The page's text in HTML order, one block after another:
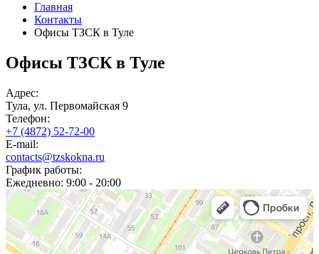
Главная
Контакты
Офисы ТЗСК в Туле
Офисы ТЗСК в Туле
Адрес:
Тула, ул. Первомайская 9
Телефон:
+7 (4872) 52-72-00
E-mail:
contacts@tzskokna.ru
График работы:
Ежедневно: 9:00 - 20:00